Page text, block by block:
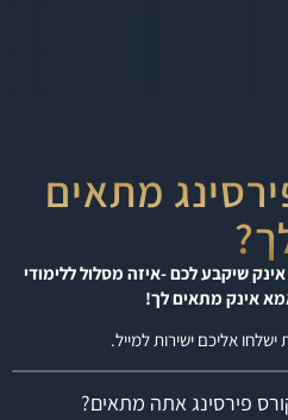
מתאים
שיקבע לכם -איזה מסלול ללימודי
אינק מתאים לך!
אליכם ישירות למייל.
פירסינג אתה מתאים?